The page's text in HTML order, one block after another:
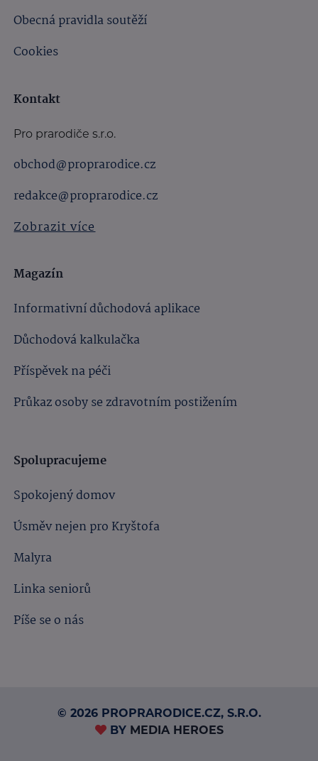
Obecná pravidla soutěží
Cookies
Kontakt
Pro prarodiče s.r.o.
obchod@proprarodice.cz
redakce@proprarodice.cz
Zobrazit více
Magazín
Informativní důchodová aplikace
Důchodová kalkulačka
Příspěvek na péči
Průkaz osoby se zdravotním postižením
Spolupracujeme
Spokojený domov
Úsměv nejen pro Kryštofa
Malyra
Linka seniorů
Píše se o nás
© 2026 PROPRARODICE.CZ, S.R.O.
BY MEDIA HEROES